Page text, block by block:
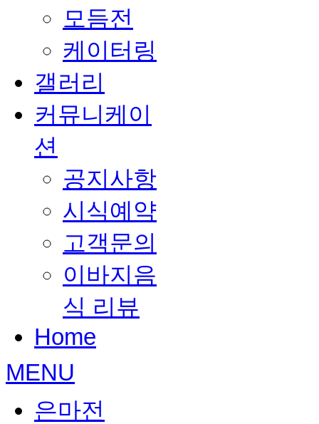
모듬전
케이터링
갤러리
커뮤니케이
션
공지사항
시식예약
고객문의
이바지음
식 리뷰
Home
MENU
은마전